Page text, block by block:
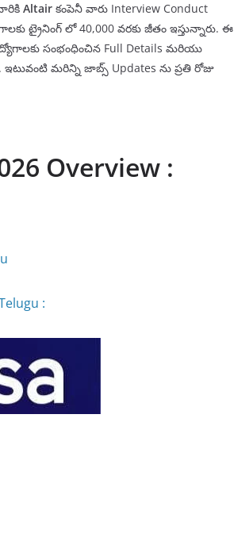
Altair కంపెనీ వారు Interview Conduct
ట్రైనింగ్ లో 40,000 వరకు జీతం ఇస్తున్నారు. ఈ
సంభంధించిన Full Details మరియు
మరిన్ని జాబ్స్ Updates ను ప్రతి రోజు
Overview :
: